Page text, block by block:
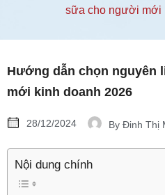
sữa cho người mới
Hướng dẫn chọn nguyên
mới kinh doanh 2026
28/12/2024 By Đinh Thị
Nội dung chính